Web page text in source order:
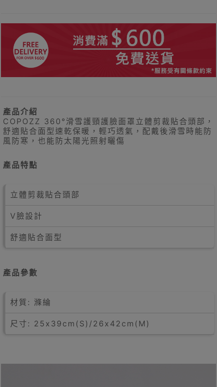
產品介紹
COPOZZ 360°滑雪護頸護臉面罩立體剪裁貼合頭部，
舒適貼合面型速乾保暖，輕巧透氣，配戴後滑雪時能防
風防寒，也能防太陽光照射曬傷
產品特點
立體剪裁貼合頭部
V臉設計
舒適貼合面型
產品參數
材質: 滌綸
尺寸: 25x39cm(S)/26x42cm(M)